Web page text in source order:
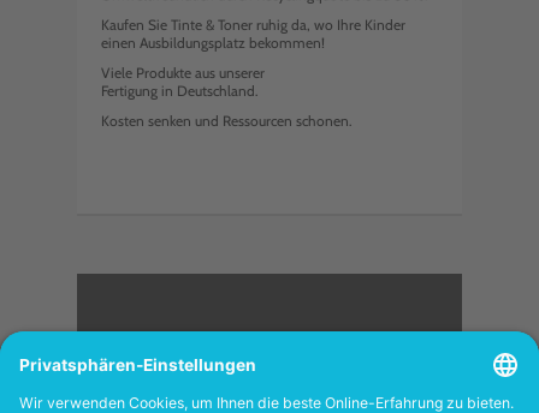
Kaufen Sie Tinte & Toner ruhig da, wo Ihre Kinder
einen Ausbildungsplatz bekommen!
Viele Produkte aus unserer
Fertigung in Deutschland.
Kosten senken und Ressourcen schonen.
<